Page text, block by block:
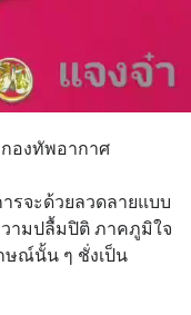
องทัพอากาศ
รจะด้วยลวดลายแบบ
ามปลื้มปิติ ภาคภูมิใจ
ษณ์นั้น ๆ ชั่งเป็น